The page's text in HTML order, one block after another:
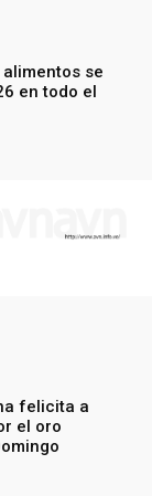
se
en todo el
felicita a
el oro